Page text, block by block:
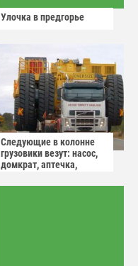
Улочка в предгорье
Следующие в колонне
грузовики везут: насос,
домкрат, аптечка,